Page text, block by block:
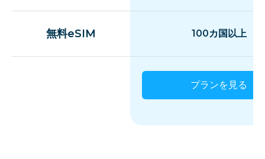
無料eSIM 100カ国以上
プランを見る